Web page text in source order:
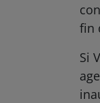
fin
Si